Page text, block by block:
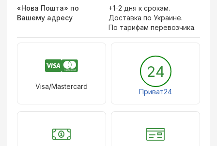
«Нова Пошта» по
Вашему адресу
+1-2 дня к срокам.
Доставка по Украине.
По тарифам перевозчика.
Visa/Mastercard
24
Приват24